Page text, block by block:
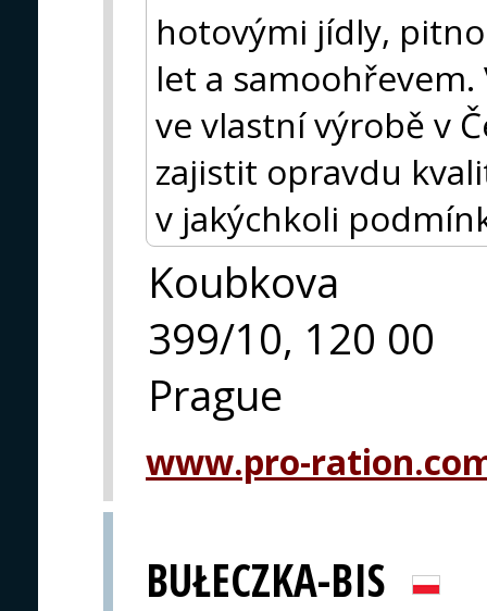
hotovými jídly,
let a
ve vlastní výrobě v
zajistit opravdu
v jakýchkoli
Koubkova
399/10, 120 00
Prague
www.pro-
BUŁECZKA-BIS